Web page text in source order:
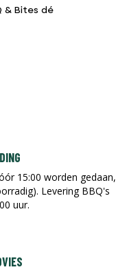
& Bites dé
15:00 worden gedaan,
Levering BBQ's
uur.